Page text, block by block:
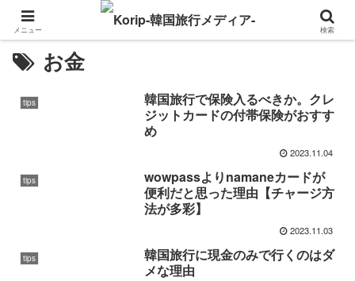
お金
tips
韓国旅行で保険入るべきか。クレ
ジットカードの付帯保険がおすす
め
2023.11.04
tips
wowpassよりnamaneカードが
便利だと思った理由【チャージ方
法が多彩】
2023.11.03
tips
韓国旅行に現金のみで行くのはダ
メな理由
メニュー 検索